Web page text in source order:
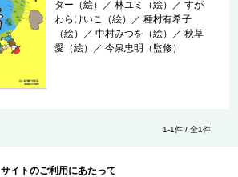
ター（絵）
／林ユミ（絵） ／すが
わらけいこ（絵）
／種村有希子
（絵）
／中村みつを（絵） ／秋草
愛（絵）
／今泉忠明（監修）
1-1件 / 全1件
サイトのご利用にあたって